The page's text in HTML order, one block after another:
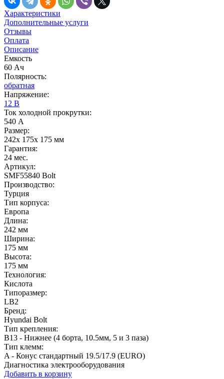
Характеристики
Дополнительные услуги
Отзывы
Оплата
Описание
Емкость
60 Ач
Полярность:
обратная
Напряжение:
12 В
Ток холодной прокрутки:
540 А
Размер:
242x 175x 175 мм
Гарантия:
24 мес.
Артикул:
SMF55840 Bolt
Производство:
Турция
Тип корпуса:
Европа
Длина:
242 мм
Ширина:
175 мм
Высота:
175 мм
Технология:
Кислота
Типоразмер:
LB2
Бренд:
Hyundai Bolt
Тип крепления:
B13 - Нижнее (4 борта, 10.5мм, 5 и 3 паза)
Тип клемм:
A - Конус стандартный 19.5/17.9 (EURO)
Диагностика электрооборудования
Добавить в корзину